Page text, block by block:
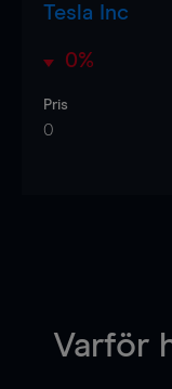
Tesla Inc
0%
Pris
0
Varför